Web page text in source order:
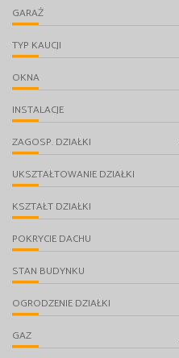
GARAŻ
TYP KAUCJI
OKNA
INSTALACJE
ZAGOSP. DZIAŁKI
UKSZTAŁTOWANIE DZIAŁKI
KSZTAŁT DZIAŁKI
POKRYCIE DACHU
STAN BUDYNKU
OGRODZENIE DZIAŁKI
GAZ